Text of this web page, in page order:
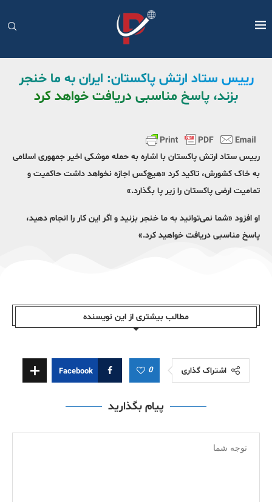
رییس ستاد ارتش پاکستان: ایران به ما خنجر
بزند، پاسخ مناسبی دریافت خواهد کرد
رییس ستاد ارتش پاکستان با اشاره به حمله موشکی اخیر جمهوری اسلامی
به خاک کشورش، تاکید کرد «هیچ‌کس اجازه نخواهد داشت حاکمیت و
تمامیت ارضی پاکستان را زیر پا بگذارد.»
او افزود «شما نمی‌توانید به ما خنجر بزنید و اگر این کار را انجام دهید،
پاسخ مناسبی دریافت خواهید کرد.»
مطالب بیشتری از این نویسندە
اشتراک گذاری 0
Facebook
پیام بگذارید